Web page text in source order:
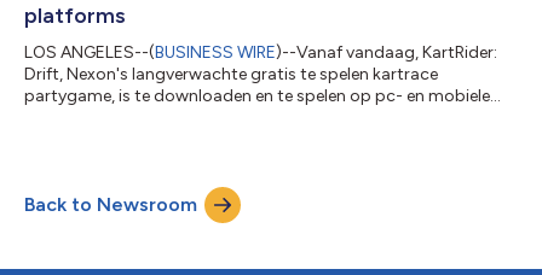
platforms
LOS ANGELES--(BUSINESS WIRE)--Vanaf vandaag, KartRider:
Drift, Nexon's langverwachte gratis te spelen kartrace
partygame, is te downloaden en te spelen op pc- en mobiele
mobiele racers uit de hele wereld, weergegeven in verbluffende
Unreal-beelden® Engine 4 graphics. Met unieke personages en
karts hebben racers volledige c...
Back to Newsroom